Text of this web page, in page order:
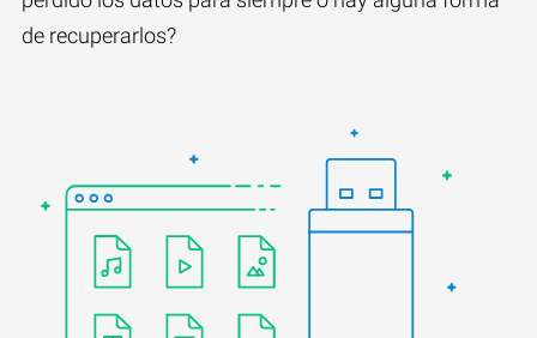
de recuperarlos?